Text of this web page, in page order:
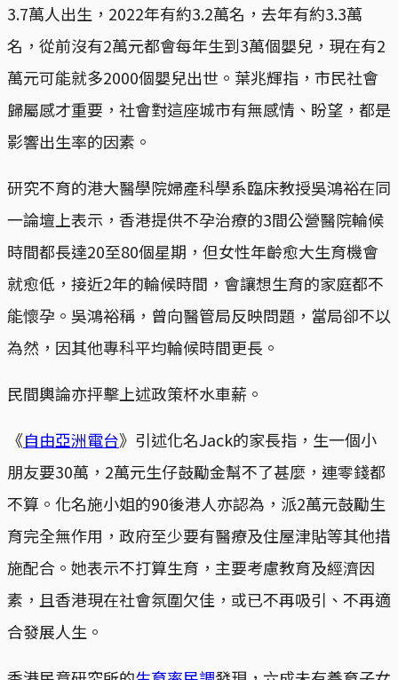
3.7萬人出生，2022年有約3.2萬名，去年有約3.3萬
名，從前沒有2萬元都會每年生到3萬個嬰兒，現在有2
萬元可能就多2000個嬰兒出世。葉兆輝指，市民社會
歸屬感才重要，社會對這座城市有無感情、盼望，都是
影響出生率的因素。
研究不育的港大醫學院婦產科學系臨床教授吳鴻裕在同
一論壇上表示，香港提供不孕治療的3間公營醫院輪候
時間都長達20至80個星期，但女性年齡愈大生育機會
就愈低，接近2年的輪候時間，會讓想生育的家庭都不
能懷孕。吳鴻裕稱，曾向醫管局反映問題，當局卻不以
為然，因其他專科平均輪候時間更長。
民間輿論亦抨擊上述政策杯水車薪。
《自由亞洲電台》引述化名Jack的家長指，生一個小
朋友要30萬，2萬元生仔鼓勵金幫不了甚麼，連零錢都
不算。化名施小姐的90後港人亦認為，派2萬元鼓勵生
育完全無作用，政府至少要有醫療及住屋津貼等其他措
施配合。她表示不打算生育，主要考慮教育及經濟因
素，且香港現在社會氛圍欠佳，或已不再吸引、不再適
合發展人生。